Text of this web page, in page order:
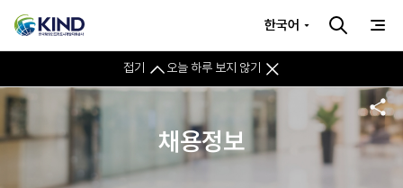
접기 오늘 하루 보지 않기
한국어
채용정보